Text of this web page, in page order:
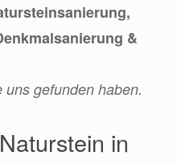
&
gefunden haben.
in